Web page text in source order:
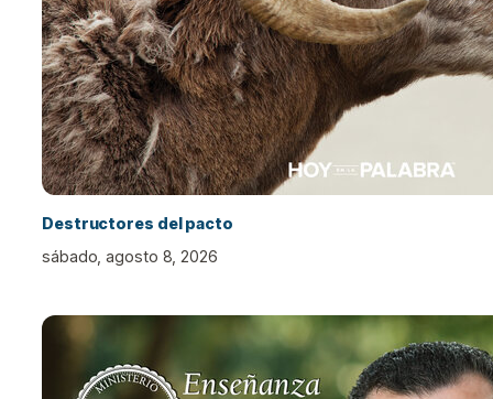
Destructores del pacto
sábado, agosto 8, 2026